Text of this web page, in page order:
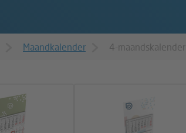
Maandkalender 4-maandskalender